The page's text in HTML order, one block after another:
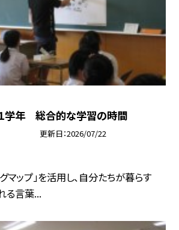
１学年 総合的な学習の時間
更新日 2026/07/22
マップ」を活用し、自分たちが暮らす
る言葉...